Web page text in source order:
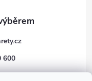
600